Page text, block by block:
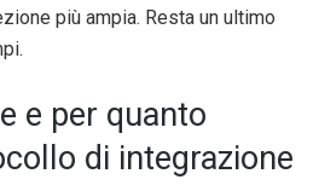
più ampia. Resta un ultimo
e per quanto
di integrazione